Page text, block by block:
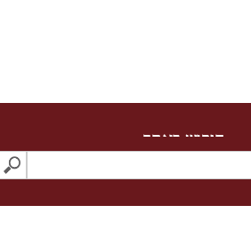
חיפוש באתר